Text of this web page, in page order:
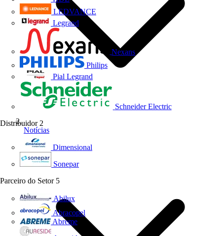
LEDVANCE
Legrand
Nexans
Philips
Pial Legrand
Schneider Electric
Distribuidor 2
Dimensional
Sonepar
Parceiro do Setor 5
Abilux
Abracopel
Abreme
Notícias